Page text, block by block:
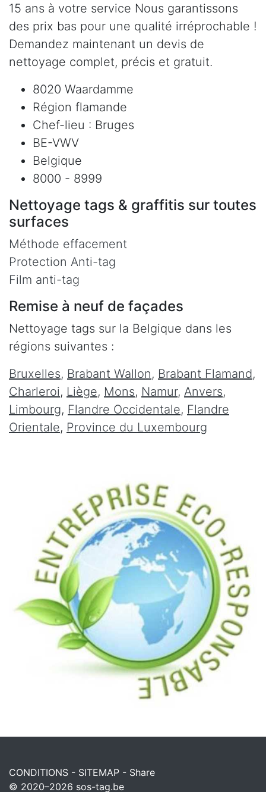
15 ans à votre service Nous garantissons
des prix bas pour une qualité irréprochable !
Demandez maintenant un devis de
nettoyage complet, précis et gratuit.
8020 Waardamme
Région flamande
Chef-lieu : Bruges
BE-VWV
Belgique
8000 - 8999
Nettoyage tags & graffitis sur toutes
surfaces
Méthode effacement
Protection Anti-tag
Film anti-tag
Remise à neuf de façades
Nettoyage tags sur la Belgique dans les
régions suivantes :
Bruxelles, Brabant Wallon, Brabant Flamand,
Charleroi, Liège, Mons, Namur, Anvers,
Limbourg, Flandre Occidentale, Flandre
Orientale, Province du Luxembourg
CONDITIONS - SITEMAP - Share
© 2020–2026 sos-tag.be